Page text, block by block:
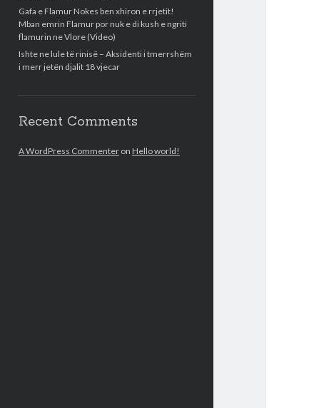
Gafa e Flamur Nokes ben xhiron e rrjetit!
Mban emrin Flamur por nuk e di kush e ngriti
flamurin ne Vlore (Video)
Ishte ne lule të rinisë – Aksidenti i tmerrshëm
i merr jetën djalit 18 vjecar
Recent Comments
A WordPress Commenteron Hello world!